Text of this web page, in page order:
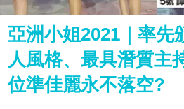
亞洲小姐2021｜率先
人風格、最具潛質主
位準佳麗永不落空?